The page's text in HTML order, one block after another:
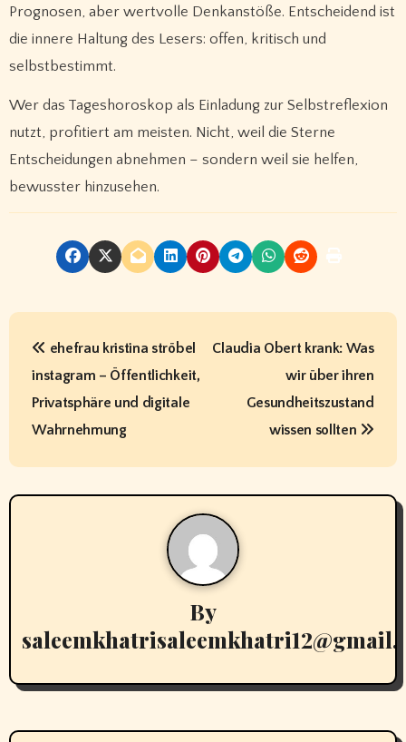
Prognosen, aber wertvolle Denkanstöße. Entscheidend ist
die innere Haltung des Lesers: offen, kritisch und
selbstbestimmt.
Wer das Tageshoroskop als Einladung zur Selbstreflexion
nutzt, profitiert am meisten. Nicht, weil die Sterne
Entscheidungen abnehmen – sondern weil sie helfen,
bewusster hinzusehen.
P
n
a
g
t
ehefrau kristina ströbel
instagram – Öffentlichkeit,
Privatsphäre und digitale
Wahrnehmung
Claudia Obert krank: Was
wir über ihren
Gesundheitszustand
wissen sollten
By